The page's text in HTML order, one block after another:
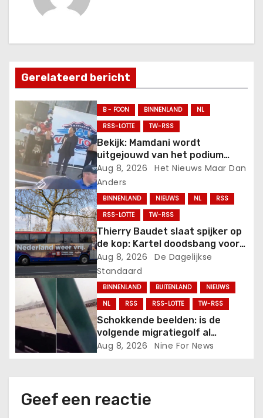
t
n
a
v
i
g
a
t
i
e
Gerelateerd bericht
B - FOON BINNENLAND
NL
RSS-LOTTE
TW-RSS
Bekijk: Mamdani wordt
uitgejouwd van het podium
terwijl hij probeert te spreken
op een evenement van het New
York Police Department.
Aug 8, 2026
Het Nieuws Maar Dan
Anders
BINNENLAND NIEUWS NL
RSS
RSS-LOTTE
TW-RSS
Thierry Baudet slaat spijker op
de kop: Kartel doodsbang voor
succes van FVD-school.
Aug 8, 2026
De Dagelijkse
Standaard
BINNENLAND BUITENLAND
NIEUWS
NL
RSS RSS-LOTTE TW-RSS
Schokkende beelden: is de
volgende migratiegolf al
onderweg?.
Aug 8, 2026 Nine For News
Geef een reactie